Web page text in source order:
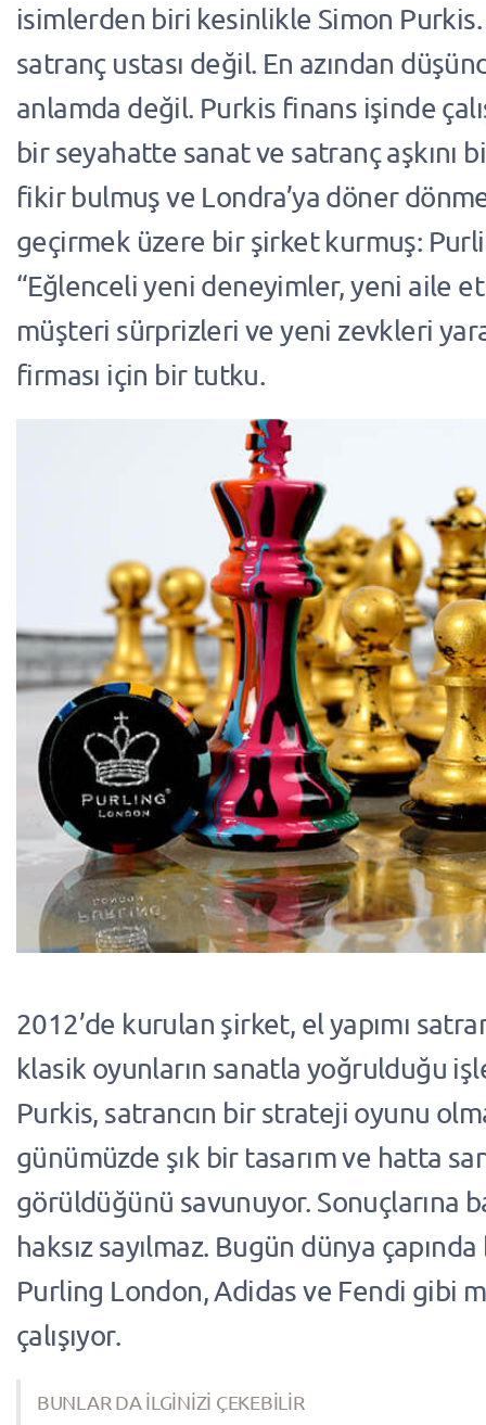
isimlerden biri kesinlikle Simon Purkis.
satranç ustası değil. En azından
anlamda değil. Purkis finans işinde
bir seyahatte sanat ve satranç aşkını
fikir bulmuş ve Londra’ya döner
geçirmek üzere bir şirket kurmuş:
“Eğlenceli yeni deneyimler, yeni aile
müşteri sürprizleri ve yeni zevkleri
firması için bir tutku.
2012’de kurulan şirket, el yapımı
klasik oyunların sanatla yoğrulduğu
Purkis, satrancın bir strateji oyunu
günümüzde şık bir tasarım ve hatta
görüldüğünü savunuyor. Sonuçlarına
haksız sayılmaz. Bugün dünya
Purling London, Adidas ve Fendi gibi
çalışıyor.
BUNLAR DA İLGİNİZİ ÇEKEBİLİR